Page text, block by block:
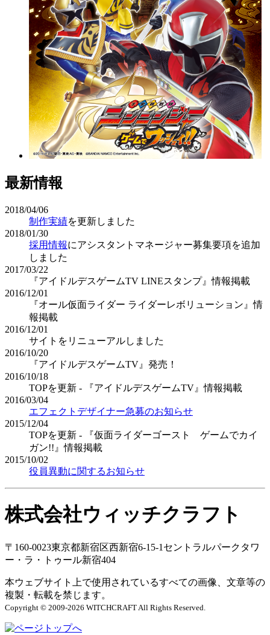
最新情報
2018/04/06
制作実績を更新しました
2018/01/30
採用情報にアシスタントマネージャー募集要項を追加
しました
2017/03/22
『アイドルデスゲームTV LINEスタンプ』情報掲載
2016/12/01
『オール仮面ライダー ライダーレボリューション』情
報掲載
2016/12/01
サイトをリニューアルしました
2016/10/20
『アイドルデスゲームTV』発売！
2016/10/18
TOPを更新 - 『アイドルデスゲームTV』情報掲載
2016/03/04
エフェクトデザイナー急募のお知らせ
2015/12/04
TOPを更新 - 『仮面ライダーゴースト ゲームでカイ
ガン!!』情報掲載
2015/10/02
役員異動に関するお知らせ
株式会社ウィッチクラフト
〒160-0023東京都新宿区西新宿6-15-1 セントラルパークタワ
ー・ラ・トゥール新宿404
本ウェブサイト上で使用されているすべての画像、文章等の
複製・転載を禁じます。
Copyright © 2009-2026 WITCHCRAFT All Rights Reserved.